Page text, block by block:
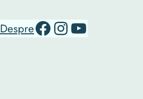
DespreRO-mondo's Facebook page
RO-mondo's Instagram ProfileRO-mondo's Youtube channel